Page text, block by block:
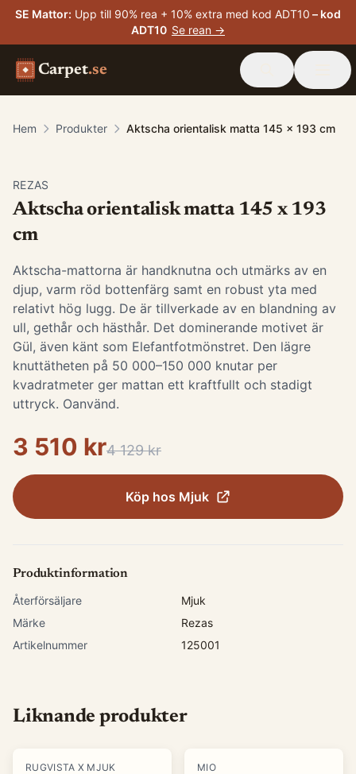
SE Mattor: Upp till 90% rea + 10% extra med kod ADT10 – kod
ADT10 Se rean →
Carpet.se
Hem Produkter Aktscha orientalisk matta 145 x 193 cm
REZAS
Aktscha orientalisk matta 145 x 193
cm
Aktscha-mattorna är handknutna och utmärks av en
djup, varm röd bottenfärg samt en robust yta med
relativt hög lugg. De är tillverkade av en blandning av
ull, gethår och hästhår. Det dominerande motivet är
Gül, även känt som Elefantfotmönstret. Den lägre
knuttätheten på 50 000–150 000 knutar per
kvadratmeter ger mattan ett kraftfullt och stadigt
uttryck. Oanvänd.
3 510 kr4 129 kr
Köp hos Mjuk
Produktinformation
Återförsäljare
Mjuk
Märke
Rezas
Artikelnummer
125001
Liknande produkter
-15%
RUGVISTA X MJUK -40%
MIO